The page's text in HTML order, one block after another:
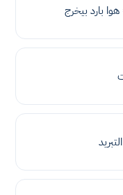
بارد بيخرج